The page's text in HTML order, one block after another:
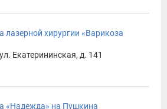
лазерной хирургии «Варикоза
Екатерининская, д. 141
«Надежда» на Пушкина